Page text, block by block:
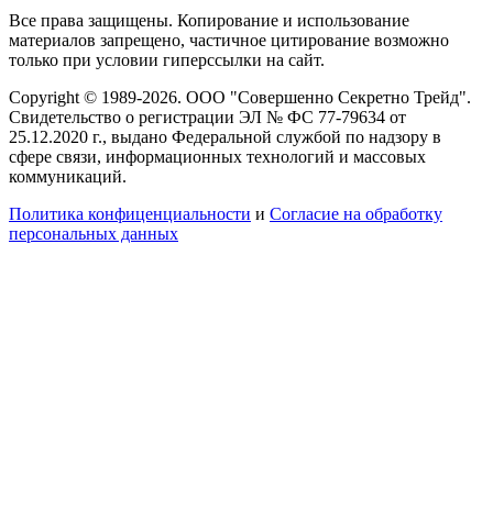
Все права защищены. Копирование и использование
материалов запрещено, частичное цитирование возможно
только при условии гиперссылки на сайт.
Copyright © 1989-2026. ООО "Совершенно Секретно Трейд".
Свидетельство о регистрации ЭЛ № ФС 77-79634 от
25.12.2020 г., выдано Федеральной службой по надзору в
сфере связи, информационных технологий и массовых
коммуникаций.
Политика конфиценциальности и Согласие на обработку
персональных данных